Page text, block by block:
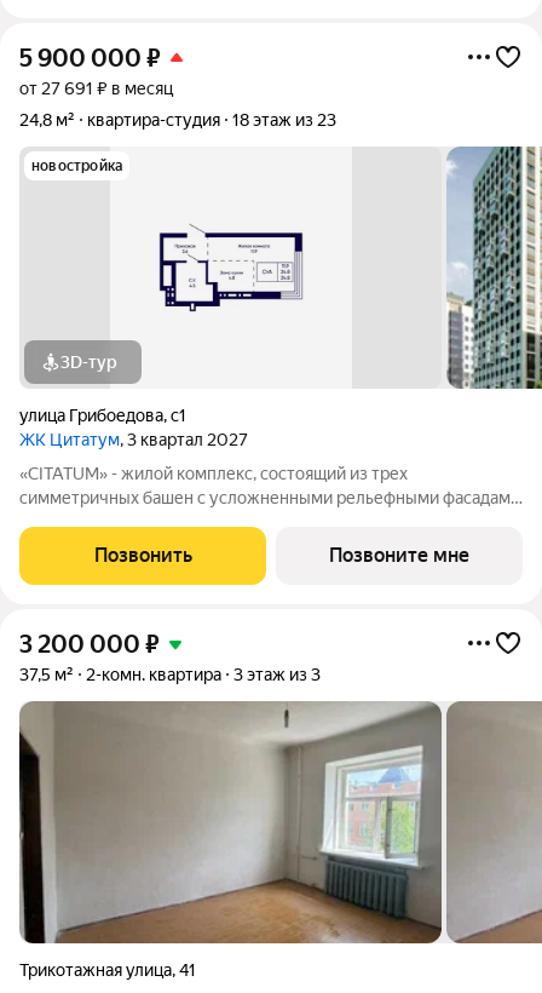
5 900 000 ₽
от 27 691 ₽ в месяц
24,8 м²
квартира-студия 18 этаж из 23
новостройка
3D-тур
улица Грибоедова,с1
ЖК Цитатум, 3 квартал 2027
«CITATUM» - жилой комплекс, состоящий из трех
симметричных башен с усложненными рельефными фасадами
котором расположится просторное дизайнерское лобби с
консьержем и мягкой зоной ожидания.
Позвонить Позвоните мне
3 200 000 ₽
37,5 м² 2-комн. квартира 3 этаж из 3
Трикотажная улица,41